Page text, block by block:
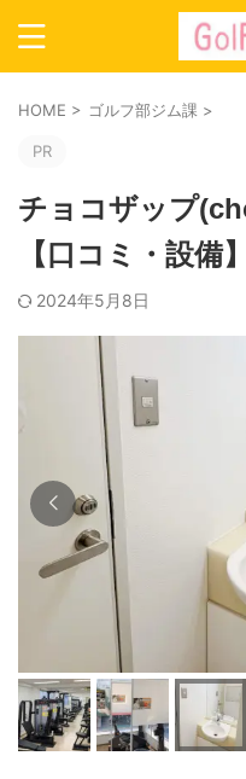
HOME > ゴルフ部ジム課 >
PR
チョコザップ
【口コミ・設備
2024年5月8日